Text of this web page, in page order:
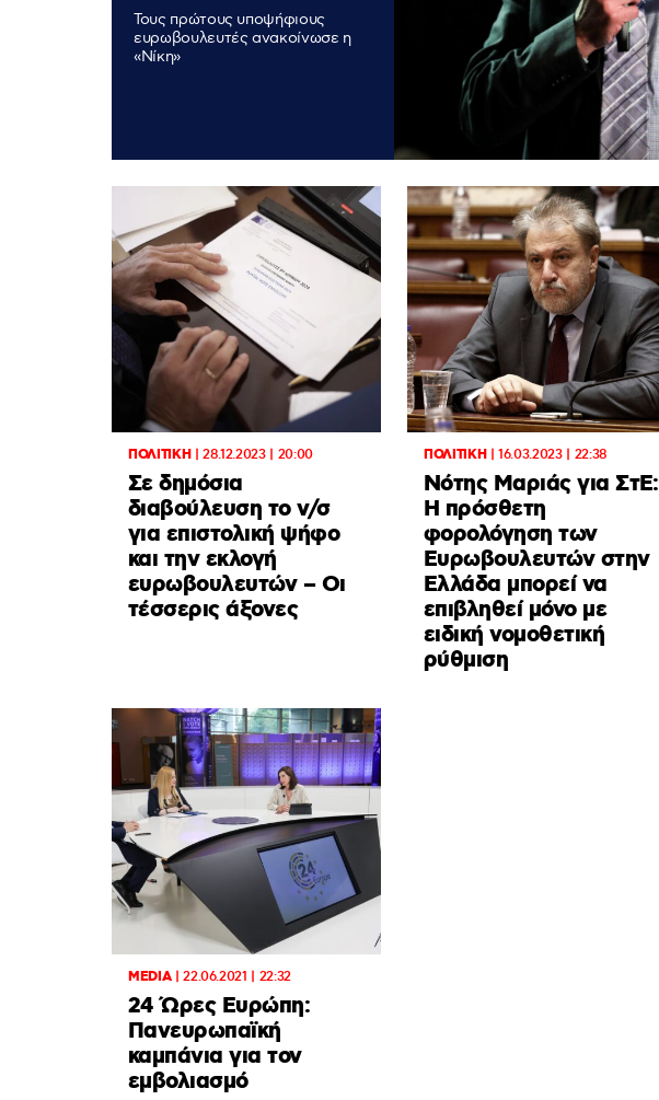
Τους πρώτους υποψήφιους
ευρωβουλευτές ανακοίνωσε η
«Νίκη»
ΠΟΛΙΤΙΚΗ|28.12.2023 | 20:00
Σε δημόσια
διαβούλευση το ν/σ
για επιστολική ψήφο
και την εκλογή
ευρωβουλευτών – Οι
τέσσερις άξονες
ΠΟΛΙΤΙΚΗ|16.03.2023 | 22:38
Νότης Μαριάς για ΣτΕ:
Η πρόσθετη
φορολόγηση των
Ευρωβουλευτών στην
Ελλάδα μπορεί να
επιβληθεί μόνο με
ειδική νομοθετική
ρύθμιση
MEDIA|22.06.2021 | 22:32
24 Ώρες Ευρώπη:
Πανευρωπαϊκή
καμπάνια για τον
εμβολιασμό